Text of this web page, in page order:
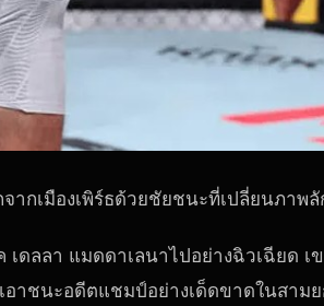
จากเมืองเพิร์ธด้วยชัยชนะที่เปลี่ยนภ
เดลลา แมดดาเลนาไปอย่างฉิวเฉียด
าชนะอดีตแชมป์อย่างเด็ดขาดในสาม